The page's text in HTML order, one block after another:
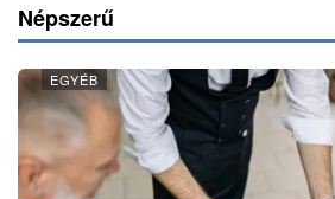
Népszerű
EGYÉB